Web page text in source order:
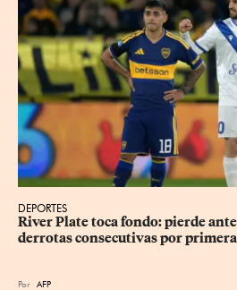
DEPORTES
River Plate toca fondo: pierde
derrotas consecutivas por
Por AFP